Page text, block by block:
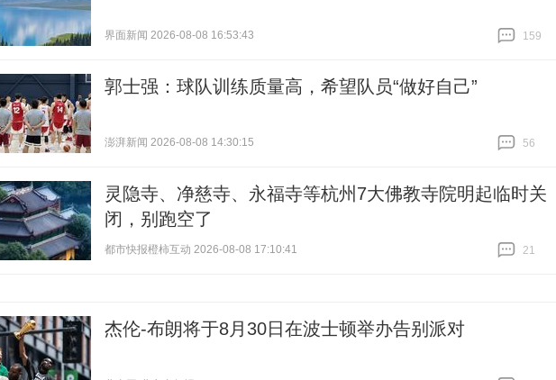
界面新闻 2026-08-08 16:53:43
159
郭士强：球队训练质量高，希望队员“做好自己”
澎湃新闻 2026-08-08 14:30:15
56
灵隐寺、净慈寺、永福寺等杭州7大佛教寺院明起临时关
闭，别跑空了
都市快报橙柿互动 2026-08-08 17:10:41
21
杰伦-布朗将于8月30日在波士顿举办告别派对